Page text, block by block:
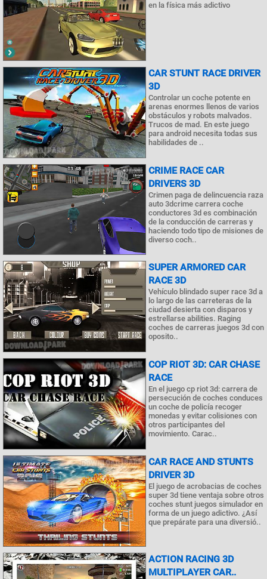
en la física más adictivo
CAR STUNT RACE DRIVER
3D
Controlar un coche potente en
arenas enormes llenos de varios
obstáculos y robots malvados.
Trucos de mad. En este juego
para android necesita todas sus
habilidades de ..
CRIME RACE CAR
DRIVERS 3D
Crimen paga de delincuencia raza
auto 3dcrime carrera coche
conductores 3d es combinación
de la conducción de carreras y
haciendo todo tipo de misiones de
diverso coch..
SUPER ARMORED CAR
RACE 3D
Vehículo blindado super race 3d a
lo largo de las carreteras de la
ciudad desierta con disparos y
estrellarse abilities. Raging
coches de carreras juegos 3d con
oposito..
COP RIOT 3D: CAR CHASE
RACE
En el juego cp riot 3d: carrera de
persecución de coches conduces
un coche de policía recoger
monedas y evitar colisiones con
otros participantes del
movimiento. Carac..
CAR RACE AND STUNTS
DRIVER 3D
El juego de acrobacias de coches
super 3d tiene ventaja sobre otros
coches stunt juegos simulador en
forma de un juego adictivo. ¿Así
que prepárate para una diversió..
ACTION RACING 3D
MULTIPLAYER CAR..